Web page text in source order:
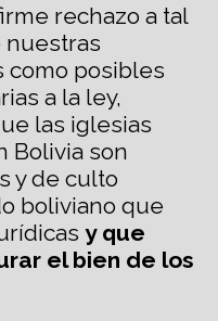
rechazo a tal
nuestras
como posibles
a la ley,
las iglesias
Bolivia son
y de culto
boliviano que
y que
el bien de los